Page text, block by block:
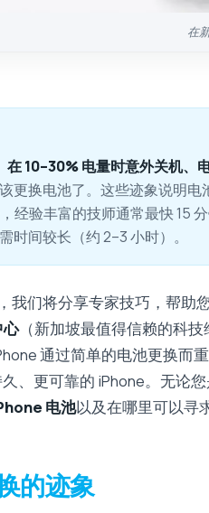
在
在 10–30% 电量时意外关机、
更换电池了。这些迹象说明
经验丰富的技师通常最快 15
间较长（约 2–3 小时）。
我们将分享专家技巧，帮助
（新加坡最值得信赖的科技
通过简单的电池更换而
、更可靠的 iPhone。无论
电池以及在哪里可以寻
的迹象